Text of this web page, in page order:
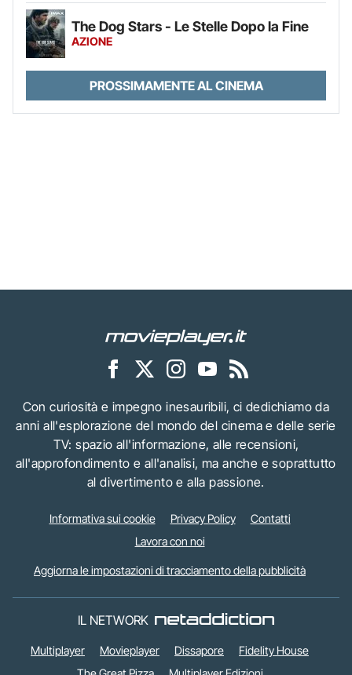
The Dog Stars - Le Stelle Dopo la Fine
AZIONE
PROSSIMAMENTE AL CINEMA
Con curiosità e impegno inesauribili, ci dedichiamo da
anni all'esplorazione del mondo del cinema e delle serie
TV: spazio all'informazione, alle recensioni,
all'approfondimento e all'analisi, ma anche e soprattutto
al divertimento e alla passione.
Informativa sui cookie Privacy Policy
Contatti
Lavora con noi
Aggiorna le impostazioni di tracciamento della pubblicità
IL NETWORK
Multiplayer Movieplayer Dissapore
Fidelity House